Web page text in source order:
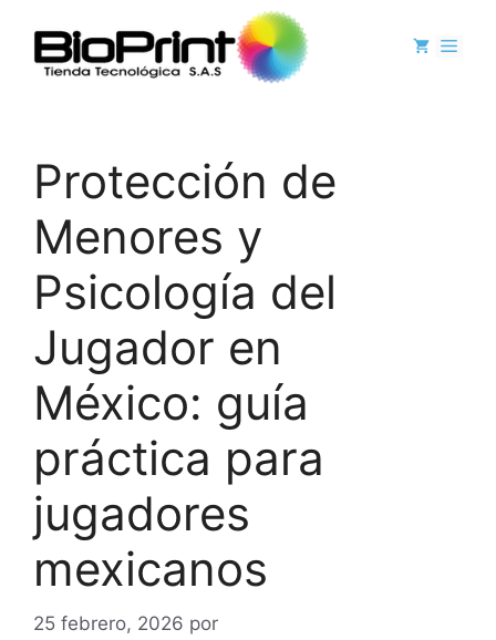
Protección de
Menores y
Psicología del
Jugador en
México: guía
práctica para
jugadores
mexicanos
25 febrero, 2026 por